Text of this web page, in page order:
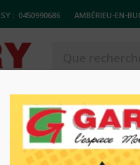
: 0450990686 AMBÉRIEU-EN-
MATERIELS
FLEAUX HR812 OREC